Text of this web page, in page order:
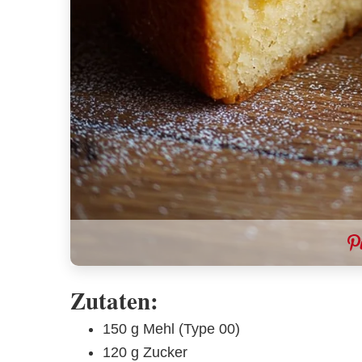
Zutaten:
150 g Mehl (Type 00)
120 g Zucker